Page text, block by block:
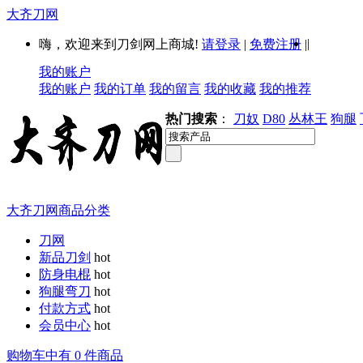
大齐刀网
嗨，欢迎来到刀剑网上商城! 请登录 | 免费注册 ||
我的账户
我的账户 我的订单 我的留言 我的收藏 我的推荐
热门搜索 ： 刀奴 D80 丛林王 狗腿
大齐刀网商品分类
刀网
新品刀剑 hot
防身电棍 hot
狗腿弯刀 hot
付款方式 hot
会员中心 hot
购物车中有 0 件商品